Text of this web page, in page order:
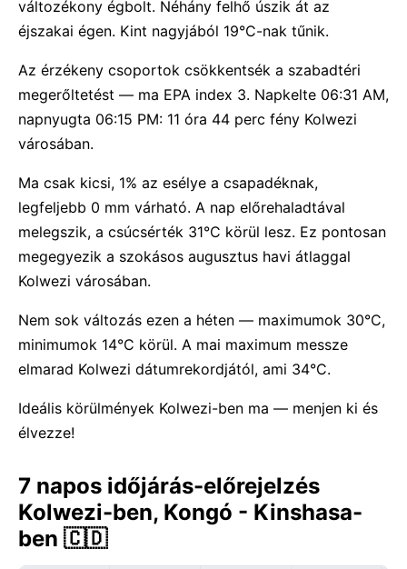
változékony égbolt. Néhány felhő úszik át az
éjszakai égen. Kint nagyjából 19°C-nak tűnik.
Az érzékeny csoportok csökkentsék a szabadtéri
megerőltetést — ma EPA index 3. Napkelte 06:31 AM,
napnyugta 06:15 PM: 11 óra 44 perc fény Kolwezi
városában.
Ma csak kicsi, 1% az esélye a csapadéknak,
legfeljebb 0 mm várható. A nap előrehaladtával
melegszik, a csúcsérték 31°C körül lesz. Ez pontosan
megegyezik a szokásos augusztus havi átlaggal
Kolwezi városában.
Nem sok változás ezen a héten — maximumok 30°C,
minimumok 14°C körül. A mai maximum messze
elmarad Kolwezi dátumrekordjától, ami 34°C.
Ideális körülmények Kolwezi-ben ma — menjen ki és
élvezze!
7 napos időjárás-előrejelzés
Kolwezi-ben, Kongó - Kinshasa-
ben 🇨🇩